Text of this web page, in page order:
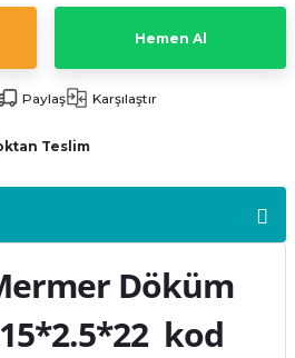
Hemen Al
Paylaş Karşılaştır
Teslim
Döküm
kod